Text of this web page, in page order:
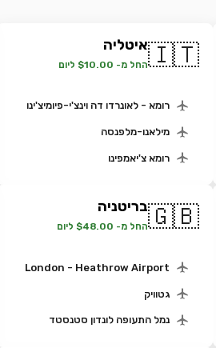
🇮🇹איטליה
החל מ- $10.00 ליום
רומא - לאונרדו דה וינצ'י-פיומיצ'ינו
מילאנו-מלפנסה
רומא צ'יאמפינו
🇬🇧בריטניה
החל מ- $48.00 ליום
London - Heathrow Airport
גטוויק
נמל התעופה לונדון סטנסטד